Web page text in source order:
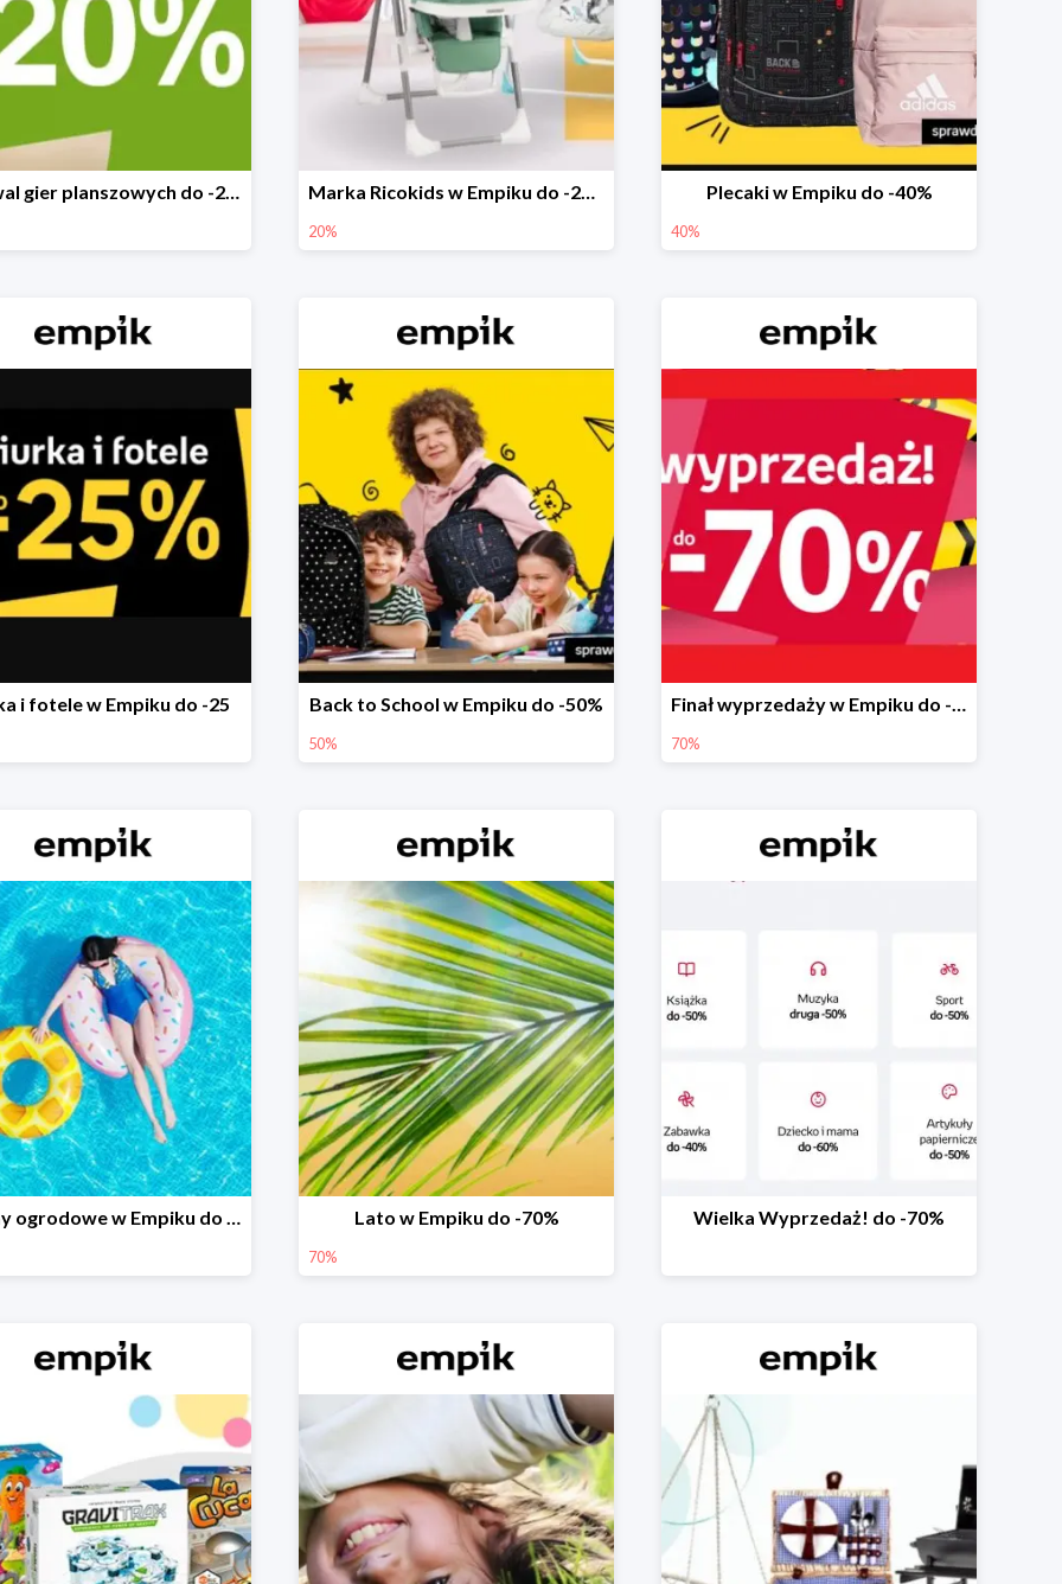
Festiwal gier planszowych do -20% Marka Ricokids w Empiku do -20%
20%
Plecaki w Empiku do -40%
40%
i fotele w Empiku do -25 Back to School w Empiku do -50%
50%
Finał wyprzedaży w Empiku do -70%
70%
Baseny ogrodowe w Empiku do -25% Lato w Empiku do -70%
70%
Wielka Wyprzedaż! do -70%